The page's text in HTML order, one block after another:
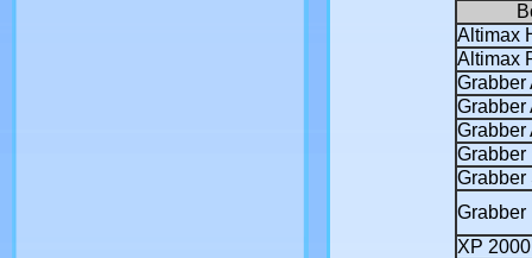
Altimax
Altimax
Grabber
Grabber
Grabber
Grabber
Grabber
Grabber
XP